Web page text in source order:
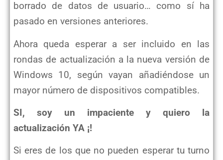
borrado de datos de usuario… como sí ha
pasado en versiones anteriores.
Ahora queda esperar a ser incluido en las
rondas de actualización a la nueva versión de
Windows 10, según vayan añadiéndose un
mayor número de dispositivos compatibles.
SI, soy un impaciente y quiero la
actualización YA ¡!
Si eres de los que no pueden esperar tu turno